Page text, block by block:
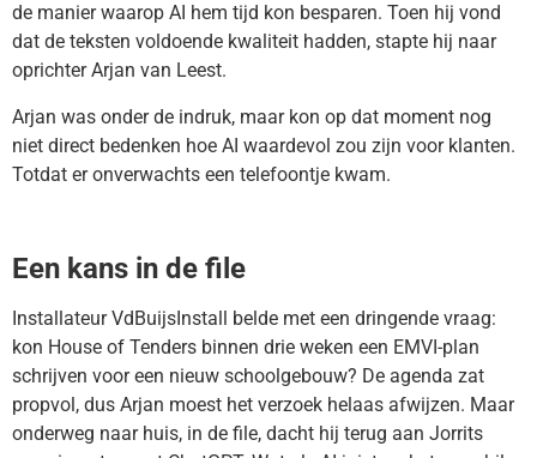
de manier waarop AI hem tijd kon besparen. Toen hij vond
dat de teksten voldoende kwaliteit hadden, stapte hij naar
oprichter Arjan van Leest.
Arjan was onder de indruk, maar kon op dat moment nog
niet direct bedenken hoe AI waardevol zou zijn voor klanten.
Totdat er onverwachts een telefoontje kwam.
Een kans in de file
Installateur VdBuijsInstall belde met een dringende vraag:
kon House of Tenders binnen drie weken een EMVI-plan
schrijven voor een nieuw schoolgebouw? De agenda zat
propvol, dus Arjan moest het verzoek helaas afwijzen. Maar
onderweg naar huis, in de file, dacht hij terug aan Jorrits